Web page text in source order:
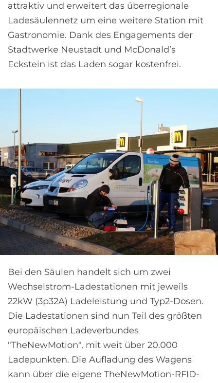
attraktiv und erweitert das überregionale
Ladesäulennetz um eine weitere Station mit
Gastronomie. Dank des Engagements der
Stadtwerke Neustadt und McDonald’s
Eckstein ist das Laden sogar kostenfrei.
Bei den Säulen handelt sich um zwei
Wechselstrom-Ladestationen mit jeweils
22kW (3p32A) Ladeleistung und Typ2-Dosen.
Die Ladestationen sind nun Teil des größten
europäischen Ladeverbundes
"TheNewMotion", mit weit über 20.000
Ladepunkten. Die Aufladung des Wagens
kann über die eigene TheNewMotion-RFID-